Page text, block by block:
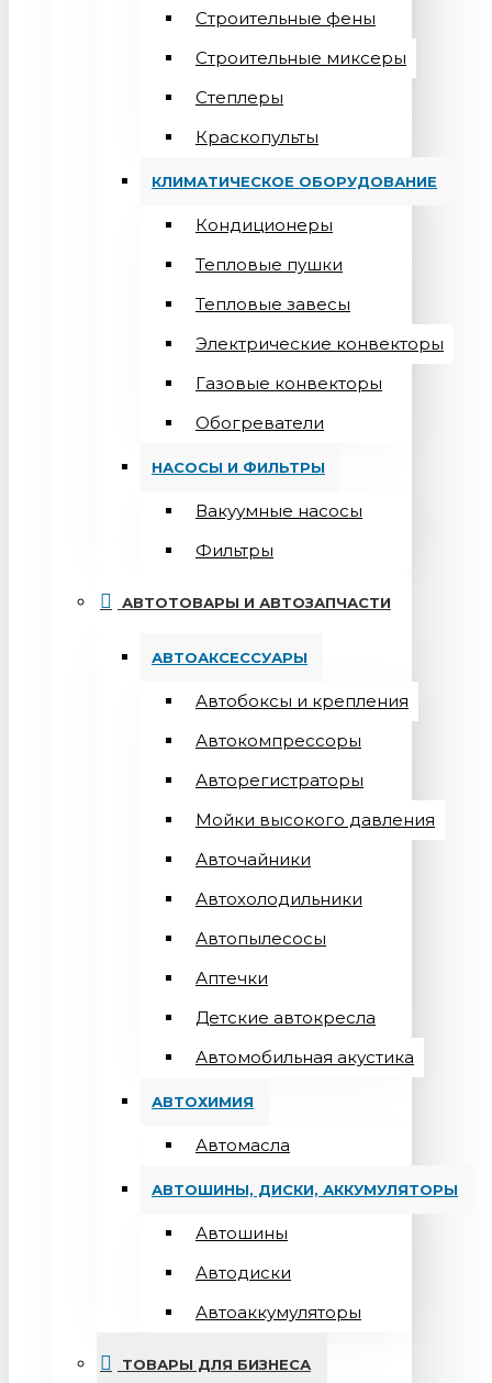
Строительные фены
Строительные миксеры
Степлеры
Краскопульты
КЛИМАТИЧЕСКОЕ ОБОРУДОВАНИЕ
Кондиционеры
Teпловые пушки
Тепловые завесы
Электрические конвекторы
Газовые конвекторы
Обогреватели
НАСОСЫ И ФИЛЬТРЫ
Вакуумные насосы
Фильтры
АВТОТОВАРЫ И АВТОЗАПЧАСТИ
АВТОАКСЕССУАРЫ
Автобоксы и крепления
Автокомпрессоры
Авторегистраторы
Мойки высокого давления
Авточайники
Автохолодильники
Автопылесосы
Аптечки
Детские автокресла
Автомобильная акустика
АВТОХИМИЯ
Автомасла
АВТОШИНЫ, ДИСКИ, АККУМУЛЯТОРЫ
Автошины
Автодиски
Автоаккумуляторы
ТОВАРЫ ДЛЯ БИЗНЕСА